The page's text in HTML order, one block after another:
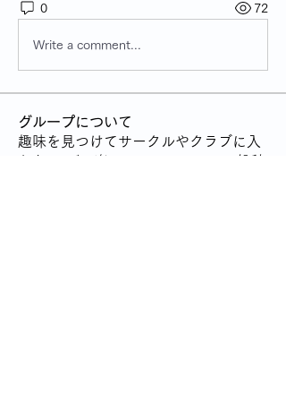
0 72
Write a comment...
グループについて
趣味を見つけてサークルやクラブに入